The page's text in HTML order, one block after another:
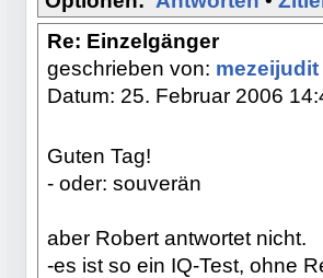
Re: Einzelgänger
geschrieben von: mezeijudit
Datum: 25. Februar 2006
Guten Tag!
- oder: souverän
aber Robert antwortet nicht.
-es ist so ein IQ-Test, ohne